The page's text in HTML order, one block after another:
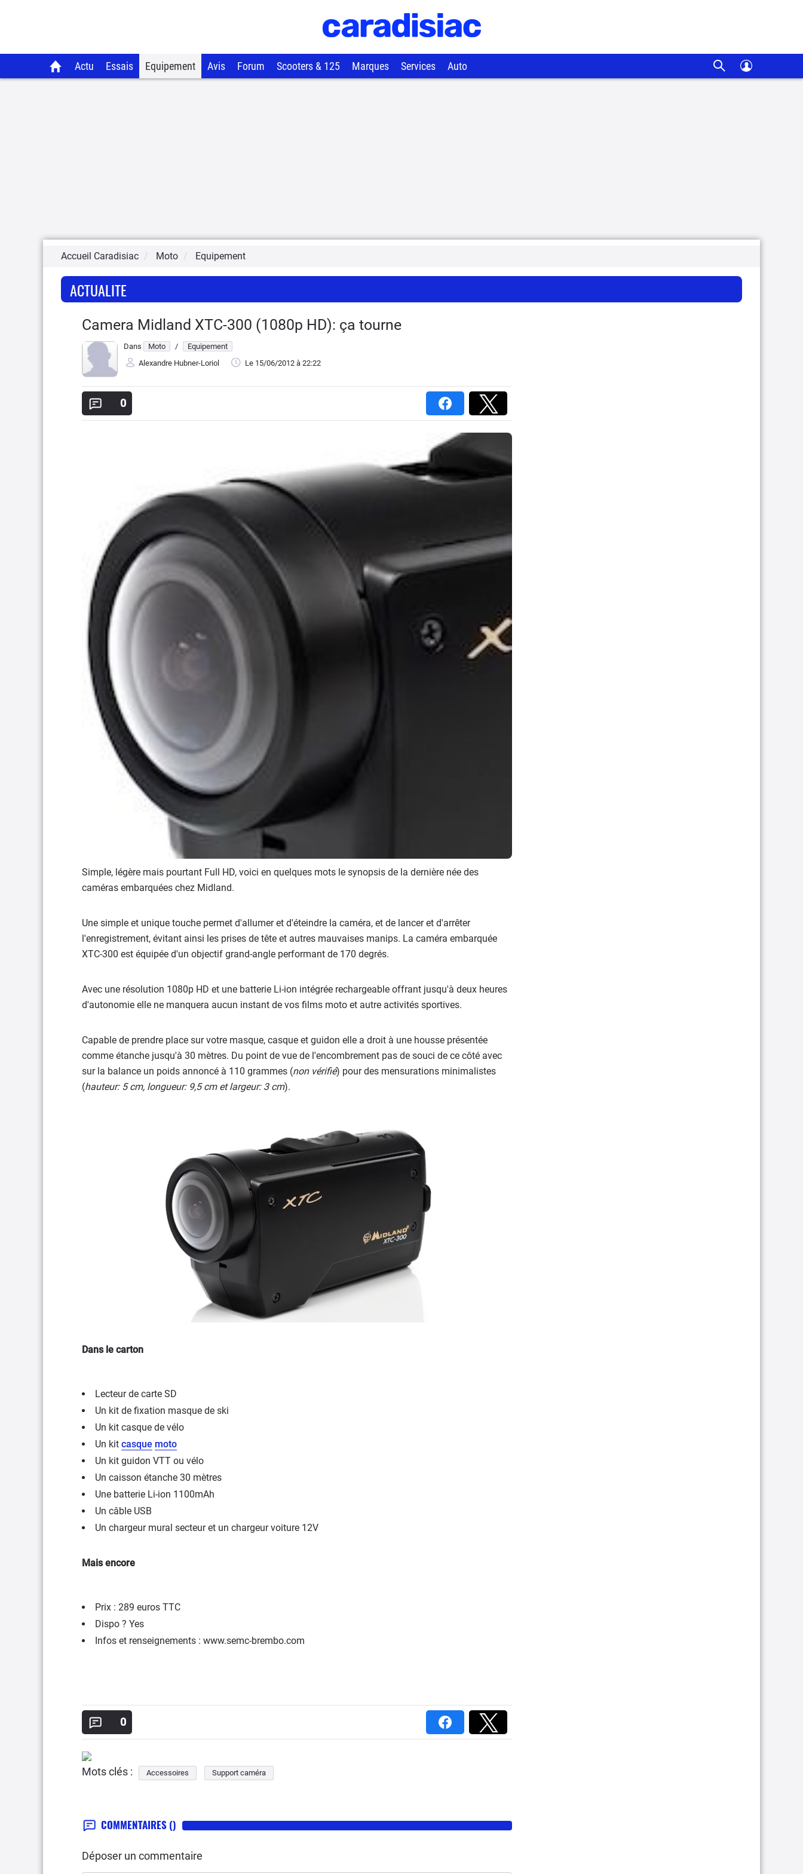
Actu Essais Equipement Avis Forum Scooters & 125 Marques Services Auto
Accueil Caradisiac Moto Equipement
ACTUALITE
Camera Midland XTC-300 (1080p HD): ça tourne
Dans Moto /
Equipement
Alexandre Hubner-Loriol
Le 15/06/2012 à 22:22
0
Simple, légère mais pourtant Full HD, voici en quelques mots le synopsis de la dernière née des
caméras embarquées chez Midland.
Une simple et unique touche permet d'allumer et d'éteindre la caméra, et de lancer et d'arrêter
l'enregistrement, évitant ainsi les prises de tête et autres mauvaises manips. La caméra embarquée
XTC-300 est équipée d'un objectif grand-angle performant de 170 degrés.
Avec une résolution 1080p HD et une batterie Li-ion intégrée rechargeable offrant jusqu'à deux heures
d'autonomie elle ne manquera aucun instant de vos films moto et autre activités sportives.
Capable de prendre place sur votre masque, casque et guidon elle a droit à une housse présentée
comme étanche jusqu'à 30 mètres. Du point de vue de l'encombrement pas de souci de ce côté avec
sur la balance un poids annoncé à 110 grammes (non vérifié) pour des mensurations minimalistes
(hauteur: 5 cm, longueur: 9,5 cm et largeur: 3 cm).
Dans le carton
Lecteur de carte SD
Un kit de fixation masque de ski
Un kit casque de vélo
Un kit casque moto
Un kit guidon VTT ou vélo
Un caisson étanche 30 mètres
Une batterie Li-ion 1100mAh
Un câble USB
Un chargeur mural secteur et un chargeur voiture 12V
Mais encore
Prix : 289 euros TTC
Dispo ? Yes
Infos et renseignements : www.semc-brembo.com
0
Mots clés : Accessoires Support caméra
COMMENTAIRES ()
Déposer un commentaire